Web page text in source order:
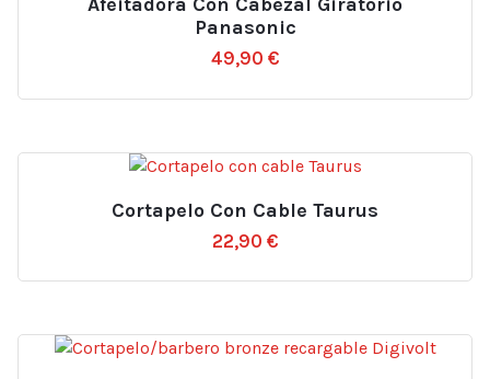
Panasonic
49,90 €
Cortapelo Con Cable Taurus
22,90 €